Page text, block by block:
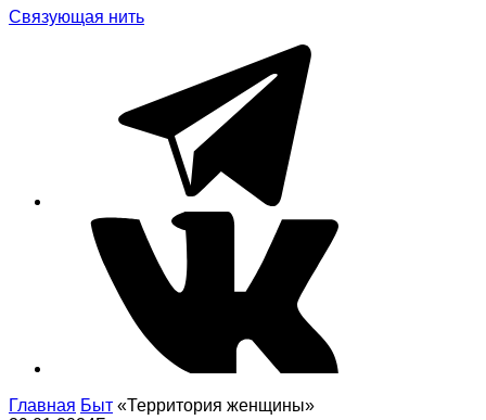
Связующая нить
Главная Быт «Территория женщины»